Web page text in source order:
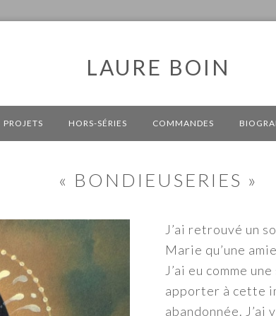
LAURE BOIN
PROJETS HORS-SÉRIES COMMANDES
« BONDIEUSERIES »
J’ai retrouvé un
Marie qu’une
J’ai eu comme
apporter à cette
abandonnée.